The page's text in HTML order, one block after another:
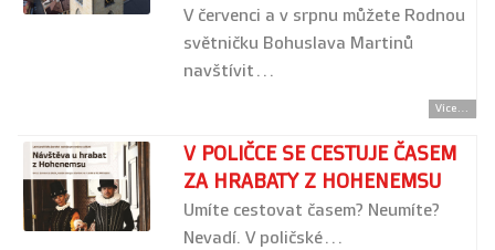
V červenci a v srpnu můžete Rodnou
světničku Bohuslava Martinů
navštívit…
Více...
V POLIČCE SE CESTUJE ČASEM
ZA HRABATY Z HOHENEMSU
Umíte cestovat časem? Neumíte?
Nevadí. V poličské…